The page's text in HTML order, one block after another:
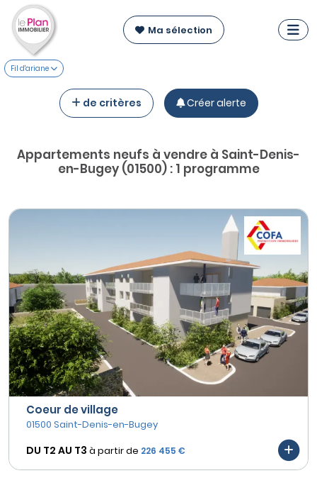
Ma sélection
Fil d'ariane
de critères Créer alerte
Appartements neufs à vendre à Saint-Denis-
en-Bugey (01500) : 1 programme
Coeur de village
01500 Saint-Denis-en-Bugey
DU T2 AU T3 à partir de 226 455 €